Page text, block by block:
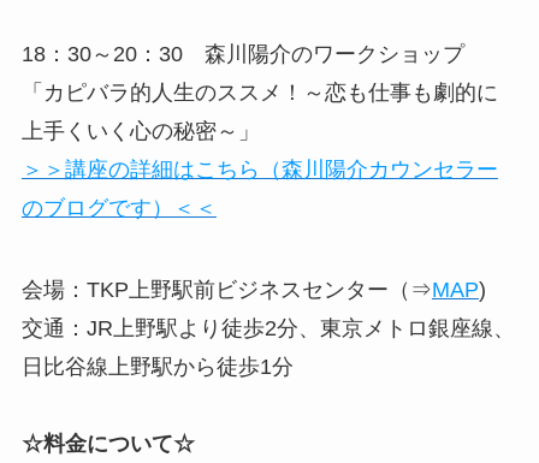
18：30～20：30 森川陽介のワークショップ
「カピバラ的人生のススメ！～恋も仕事も劇的に
上手くいく心の秘密～」
＞＞講座の詳細はこちら（森川陽介カウンセラー
のブログです）＜＜
会場：TKP上野駅前ビジネスセンター（⇒MAP)
交通：JR上野駅より徒歩2分、東京メトロ銀座線、
日比谷線上野駅から徒歩1分
☆料金について☆